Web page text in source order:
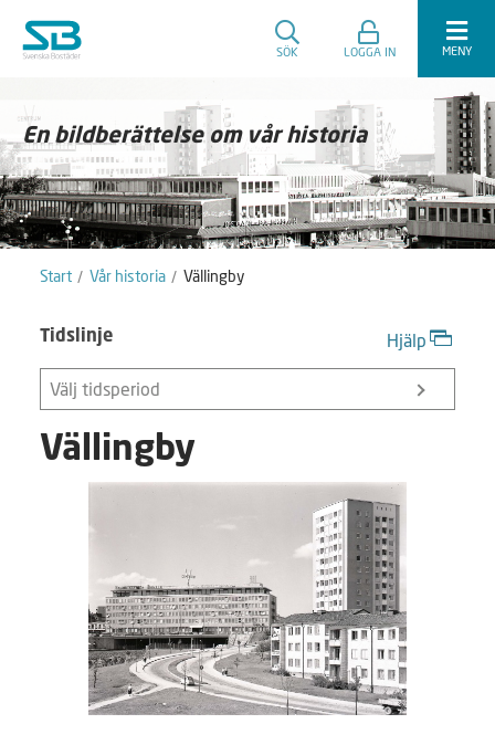
SÖK LOGGA IN MENY
En bildberättelse om vår historia
Start Vår historia Vällingby
Hjälp
Tidslinje
Välj tidsperiod
Vällingby